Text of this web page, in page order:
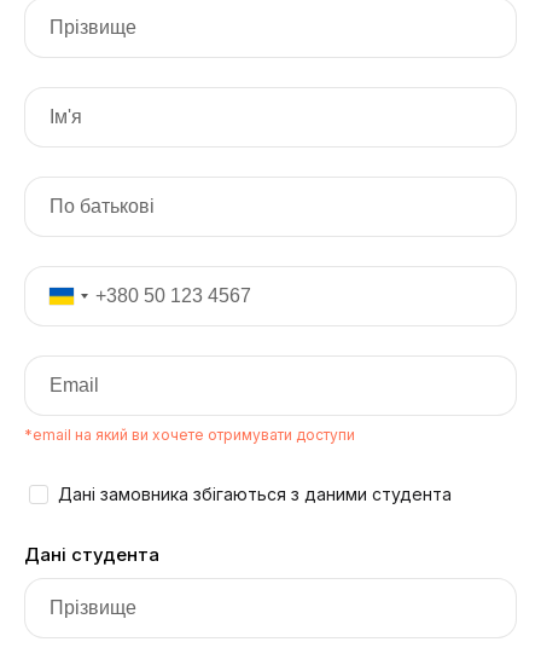
*email на який ви хочете отримувати доступи
Дані замовника збігаються з даними студента
Дані студента